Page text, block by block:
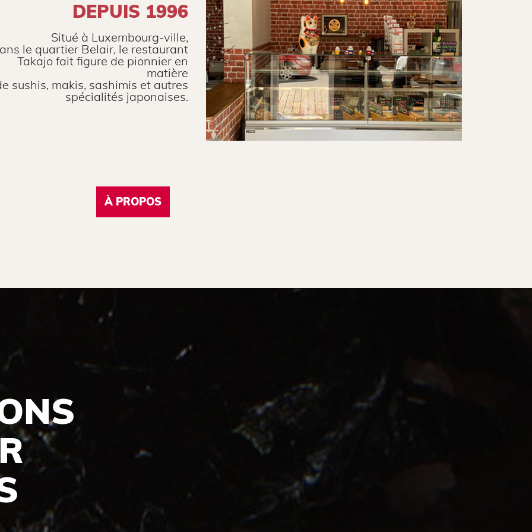
DEPUIS 1996
Situé à Luxembourg-ville,
le quartier Belair, le restaurant
Takajo fait figure de pionnier en
matière
sushis, makis, sashimis et autres
spécialités japonaises.
À PROPOS